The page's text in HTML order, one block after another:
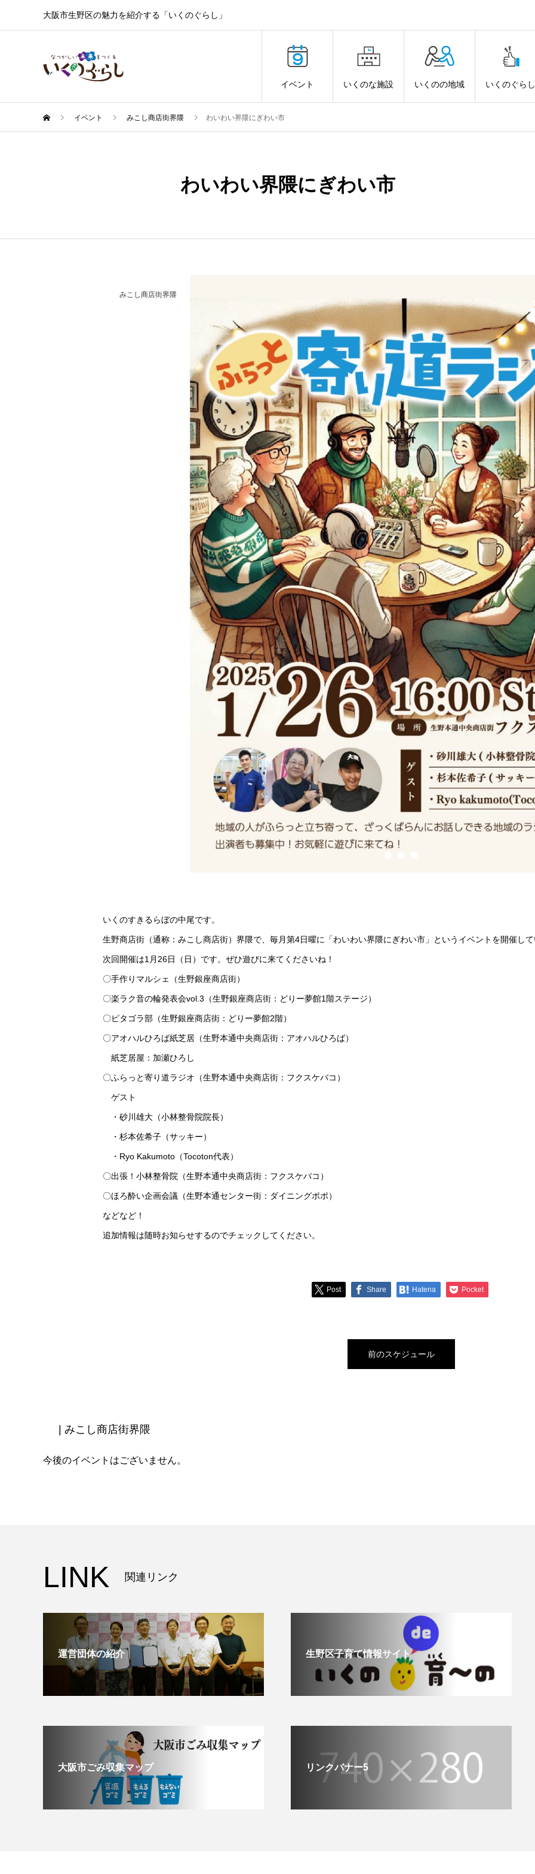
大阪市生野区の魅力を紹介する「いくのぐらし」
イベント いくのな施設 いくのの地域 いくのぐらし
イベント みこし商店街界隈 わいわい界隈にぎわい市
わいわい界隈にぎわい市
みこし商店街界隈
いくのすきるらぼの中尾です。
生野商店街（通称：みこし商店街）界隈で、毎月第4日曜に「わいわい界隈にぎわい市」というイベントを開催し
次回開催は1月26日（日）です。ぜひ遊びに来てくださいね！
〇手作りマルシェ（生野銀座商店街）
〇楽ラク音の輪発表会vol.3（生野銀座商店街：どりー夢館1階ステージ）
〇ピタゴラ部（生野銀座商店街：どりー夢館2階）
〇アオハルひろば紙芝居（生野本通中央商店街：アオハルひろば）
紙芝居屋：加瀬ひろし
〇ふらっと寄り道ラジオ（生野本通中央商店街：フクスケバコ）
ゲスト
・砂川雄大（小林整骨院院長）
・杉本佐希子（サッキー）
・Ryo Kakumoto（Tocoton代表）
〇出張！小林整骨院（生野本通中央商店街：フクスケバコ）
〇ほろ酔い企画会議（生野本通センター街：ダイニングポポ）
などなど！
追加情報は随時お知らせするのでチェックしてください。
Post Share Hatena Pocket
前のスケジュール
| みこし商店街界隈
今後のイベントはございません。
LINK 関連リンク
運営団体の紹介 生野区子育て情報サイト
大阪市ごみ収集マップ リンクバナー5